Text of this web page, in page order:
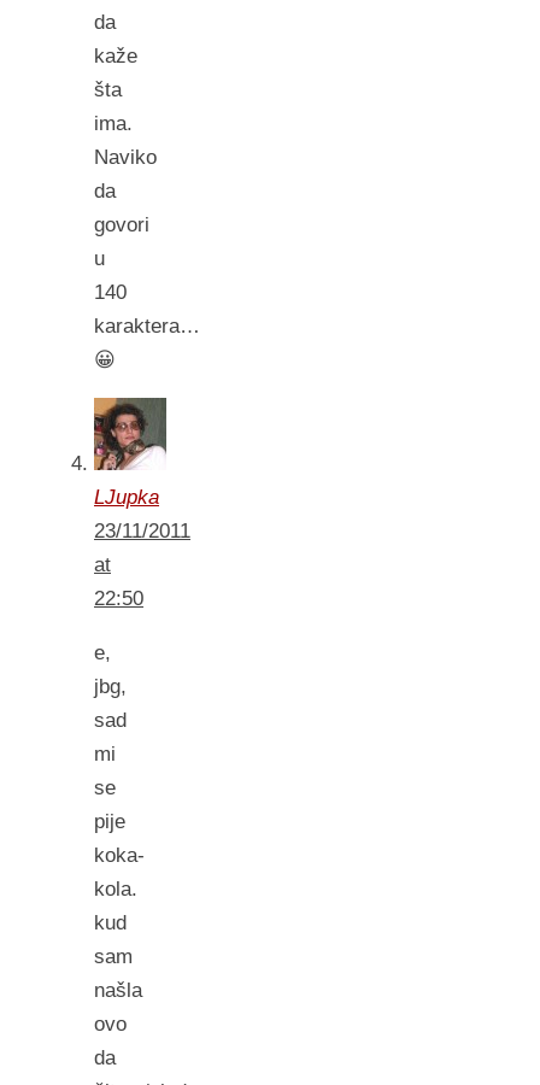
da
kaže
šta
ima.
Naviko
da
govori
u
140
karaktera…
😀
LJupka
23/11/2011
at
22:50
e,
jbg,
sad
mi
se
pije
koka-
kola.
kud
sam
našla
ovo
da